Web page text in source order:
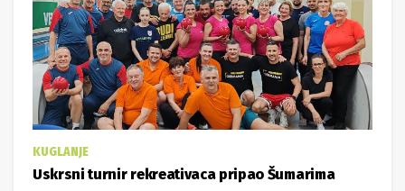
KUGLANJE
Uskrsni turnir rekreativaca pripao Šumarima